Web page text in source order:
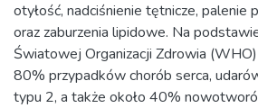
otyłość, nadciśnienie tętnicze, palenie
oraz zaburzenia lipidowe. Na
Światowej Organizacji Zdrowia
80% przypadków chorób serca,
typu 2, a także około 40%